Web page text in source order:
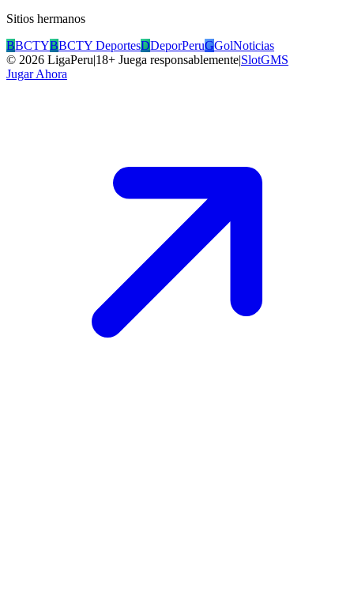
Sitios hermanos
BBCTYBBCTY DeportesDDeporPeruGGolNoticias
© 2026 LigaPeru|18+ Juega responsablemente|SlotGMS
Jugar Ahora